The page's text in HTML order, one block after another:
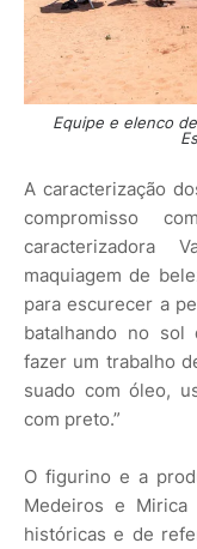
Equipe e elenco
A caracterização
compromisso
caracterizadora
maquiagem de
para escurecer a
batalhando no
fazer um trabalho
suado com óleo,
com preto.”
O figurino e a
Medeiros e Mirica
históricas e de